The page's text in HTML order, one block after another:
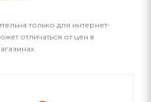
только для интернет-
отличаться от цен в